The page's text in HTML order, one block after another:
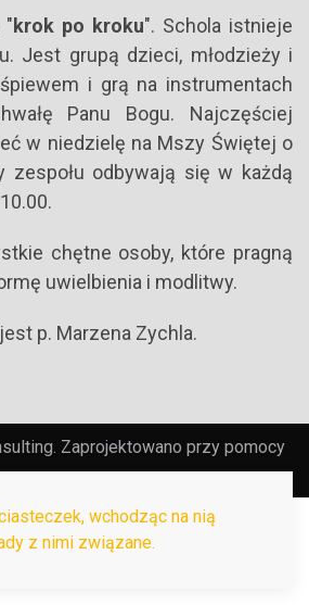
wchodząc na nią
z nimi związane.
"krok po kroku". Schola istnieje
Jest grupą dzieci, młodzieży i
i grą na instrumentach
Panu Bogu. Najczęściej
w niedzielę na Mszy Świętej o
zespołu odbywają się w każdą
chętne osoby, które pragną
uwielbienia i modlitwy.
p. Marzena Zychla.
Zaprojektowano przy pomocy